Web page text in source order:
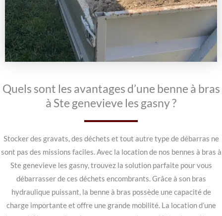
Quels sont les avantages d’une benne à bras
à Ste genevieve les gasny ?
Stocker des gravats, des déchets et tout autre type de débarras ne
sont pas des missions faciles. Avec la location de nos bennes à bras à
Ste genevieve les gasny, trouvez la solution parfaite pour vous
débarrasser de ces déchets encombrants. Grâce à son bras
hydraulique puissant, la benne à bras possède une capacité de
charge importante et offre une grande mobilité. La location d’une